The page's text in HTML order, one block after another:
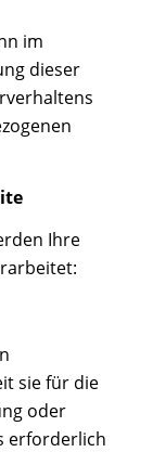
im
dieser
Ihre
sie für die
oder
erforderlich